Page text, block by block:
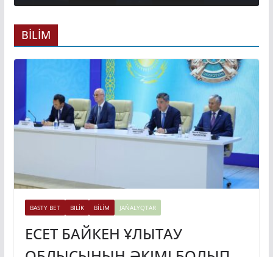
BİLİM
BASTY BET BILİK BİLİM JAŃALYQTAR
ЕСЕТ БАЙКЕН ҰЛЫТАУ
ОБЛЫСЫНЫҢ ӘКІМІ БОЛЫП